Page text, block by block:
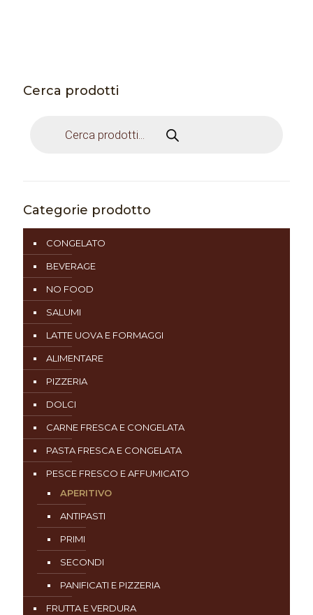
Cerca prodotti
Categorie prodotto
CONGELATO
BEVERAGE
NO FOOD
SALUMI
LATTE UOVA E FORMAGGI
ALIMENTARE
PIZZERIA
DOLCI
CARNE FRESCA E CONGELATA
PASTA FRESCA E CONGELATA
PESCE FRESCO E AFFUMICATO
APERITIVO
ANTIPASTI
PRIMI
SECONDI
PANIFICATI E PIZZERIA
FRUTTA E VERDURA